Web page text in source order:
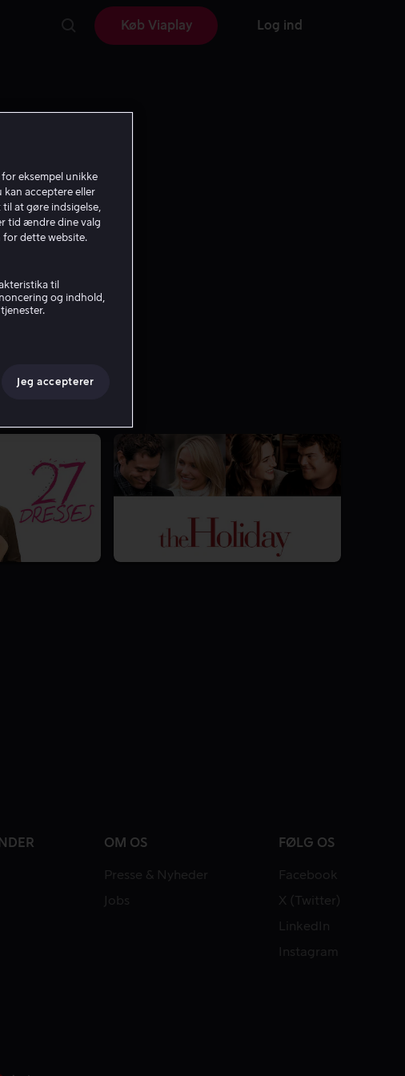
Køb Viaplay Log ind
OM OS
Presse & Nyheder
Jobs
FØLG OS
Facebook
X (Twitter)
LinkedIn
Instagram
eksempel unikke
kan acceptere eller
at gøre indsigelse,
tid ændre dine valg
dette website.
til
og indhold,
Jeg accepterer